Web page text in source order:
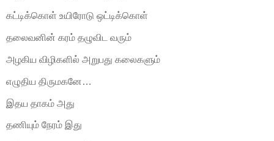
கட்டிக்கொள் உயிரோடு ஒட்டிக்கொள்
தலைவனின் கரம் தழுவிட வரும்
அழகிய விழிகளில் அறுபது கலைகளும்
எழுதிய திருமகனே…
இதய தாகம் அது
தணியும் நேரம் இது